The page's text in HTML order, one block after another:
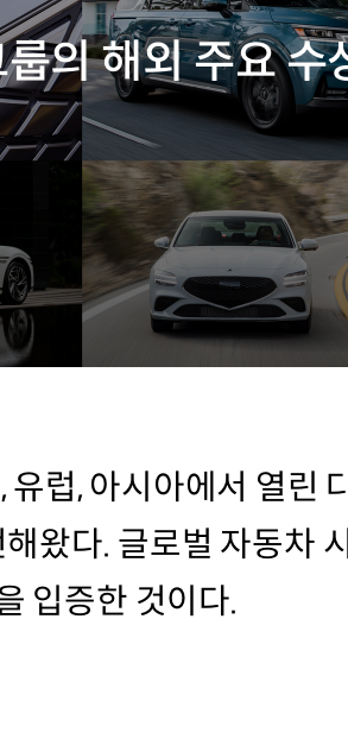
의 해외 주요 수
럽, 아시아에서 열린
왔다. 글로벌 자동차
입증한 것이다.